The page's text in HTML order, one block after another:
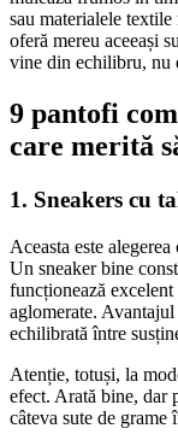
sau materialele
oferă mereu aceeași
vine din echilibru, nu
9 pantofi
care merită
1. Sneakers cu
Aceasta este
Un sneaker bine
funcționează
aglomerate.
echilibrată între
Atenție, totuși, la
efect. Arată bine, dar
câteva sute de